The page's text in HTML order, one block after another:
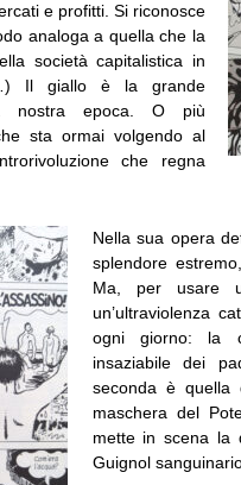
e profitti. Si riconosce
analoga a quella che la
società capitalistica in
Il giallo è la grande
nostra epoca. O più
sta ormai volgendo al
che regna
Nella sua opera
splendore
Ma, per usare
un’ultraviolenza
ogni giorno: la
insaziabile dei
seconda è
maschera del
mette in scena la
Guignol